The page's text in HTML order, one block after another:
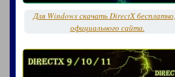
Для Windows скачать DirectX
официального сайта.